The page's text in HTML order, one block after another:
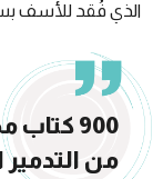
الذي فُقد للأسف
900
من